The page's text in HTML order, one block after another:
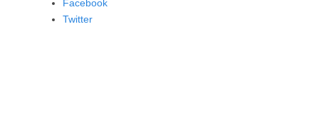
Facebook
Twitter